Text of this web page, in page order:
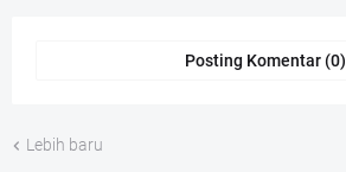
Posting Komentar (0)
Lebih baru